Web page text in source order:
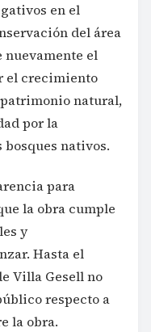
en el
del área
nuevamente el
el crecimiento
natural,
por la
nativos.
para
la obra cumple
y
Hasta el
Villa Gesell no
respecto a
la obra.